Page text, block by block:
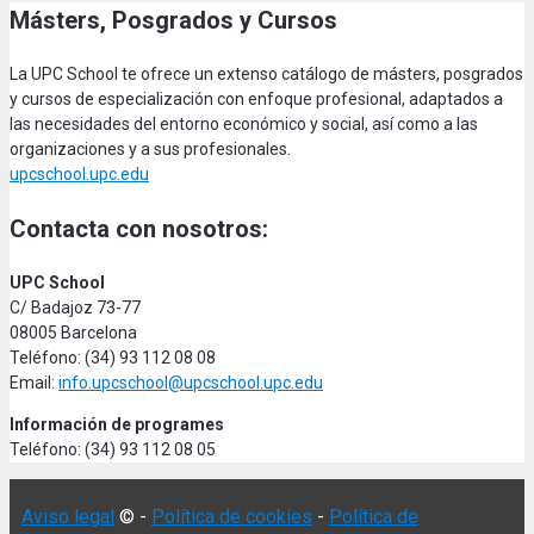
Másters, Posgrados y Cursos
La UPC School te ofrece un extenso catálogo de másters, posgrados
y cursos de especialización con enfoque profesional, adaptados a
las necesidades del entorno económico y social, así como a las
organizaciones y a sus profesionales.
upcschool.upc.edu
Contacta con nosotros:
UPC School
C/ Badajoz 73-77
08005 Barcelona
Teléfono: (34) 93 112 08 08
Email: info.upcschool@upcschool.upc.edu
Información de programes
Teléfono: (34) 93 112 08 05
Aviso legal © - Política de cookies - Política de